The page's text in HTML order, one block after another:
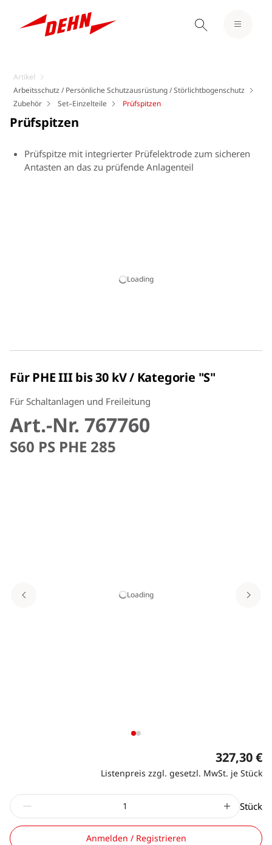
Artikel
Arbeitsschutz / Persönliche Schutzausrüstung / Störlichtbogenschutz
Zubehör
Set–Einzelteile Prüfspitzen
Loading
Prüfspitzen
Prüfspitze mit integrierter Prüfelektrode zum sicheren
Antasten an das zu prüfende Anlagenteil
Für PHE III bis 30 kV / Kategorie "S"
Für Schaltanlagen und Freileitung
Art.-Nr. 767760
S60 PS PHE 285
Loading
327,30 €
Listenpreis zzgl. gesetzl. MwSt. je Stück
Stück
Anmelden / Registrieren